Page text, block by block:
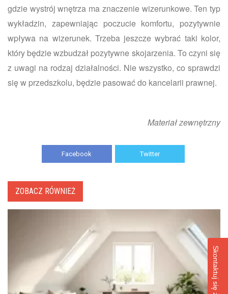
gdzie wystrój wnętrza ma znaczenie wizerunkowe. Ten typ
wykładzin, zapewniając poczucie komfortu, pozytywnie
wpływa na wizerunek. Trzeba jeszcze wybrać taki kolor,
który będzie wzbudzał pozytywne skojarzenia. To czyni się
z uwagi na rodzaj działalności. Nie wszystko, co sprawdzi
się w przedszkolu, będzie pasować do kancelarii prawnej.
Materiał zewnętrzny
Facebook Twitter
ZOBACZ RÓWNIEŻ
Skontaktuj się z nami